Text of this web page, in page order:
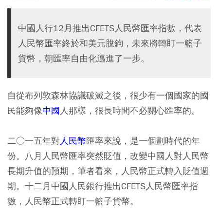
中國人行12月推出CFETS人民幣匯率指數，代表
人民幣匯率終於和美元脫鉤，未來將轉盯一籃子
貨幣，朝匯率自由化邁進了一步。
自從布列敦森林協議破滅之後，很少有一個國家的國
民能夠像中國人那樣，很長時間不必關心匯率的。
二○一五年對人民幣匯率來說，是一個劃時代的年
份。八月人民幣匯率突然貶值，改變中國人對人民幣
長期升值的預期，筆者看來，人民幣正式轉入貶值週
期。十二月中國人民銀行推出CFETS人民幣匯率指
數，人民幣正式轉盯一籃子貨幣。